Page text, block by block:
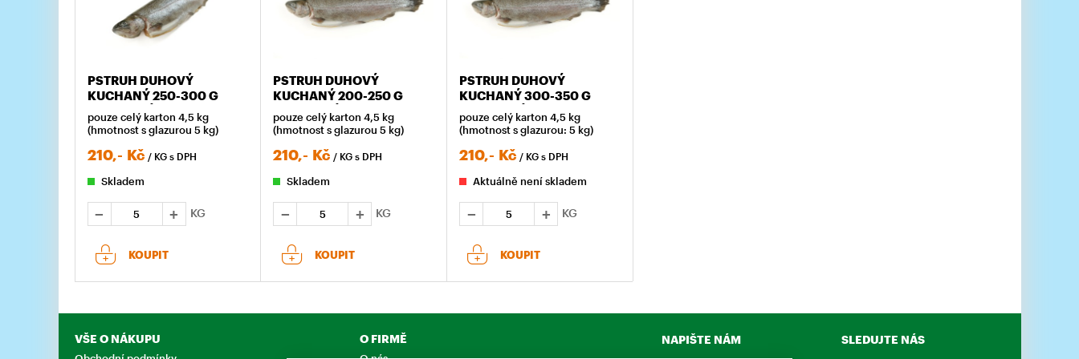
PSTRUH DUHOVÝ
KUCHANÝ 250-300 G
ZMRAZENÝ
pouze celý karton 4,5 kg
(hmotnost s glazurou 5 kg)
210,- Kč / KG s DPH
Skladem
KG
KOUPIT
PSTRUH DUHOVÝ
KUCHANÝ 200-250 G
ZMRAZENÝ
pouze celý karton 4,5 kg
(hmotnost s glazurou 5 kg)
210,- Kč / KGs DPH
Skladem
KG
KOUPIT
PSTRUH DUHOVÝ
KUCHANÝ 300-350 G
ZMRAZENÝ
pouze celý karton 4,5 kg
(hmotnost s glazurou: 5 kg)
210,- Kč / KGs DPH
Aktuálně není skladem
KG
KOUPIT
VŠE O NÁKUPU O FIRMĚ NAPIŠTE NÁM SLEDUJTE NÁS